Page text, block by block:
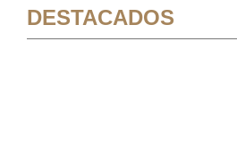
DESTACADOS